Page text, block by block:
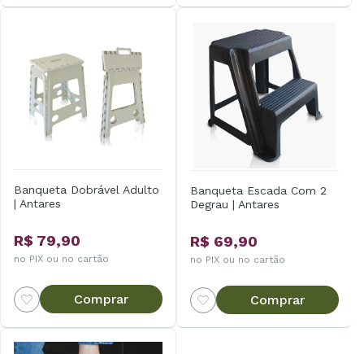
Banqueta Dobrável Adulto
| Antares
R$ 79,90
no PIX ou no cartão
Comprar
Banqueta Escada Com 2
Degrau | Antares
R$ 69,90
no PIX ou no cartão
Comprar